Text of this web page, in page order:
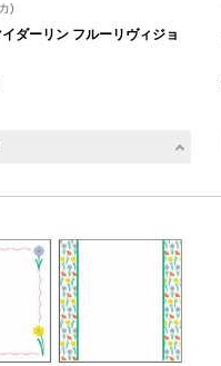
)
ダーリン フルーリヴィジョ